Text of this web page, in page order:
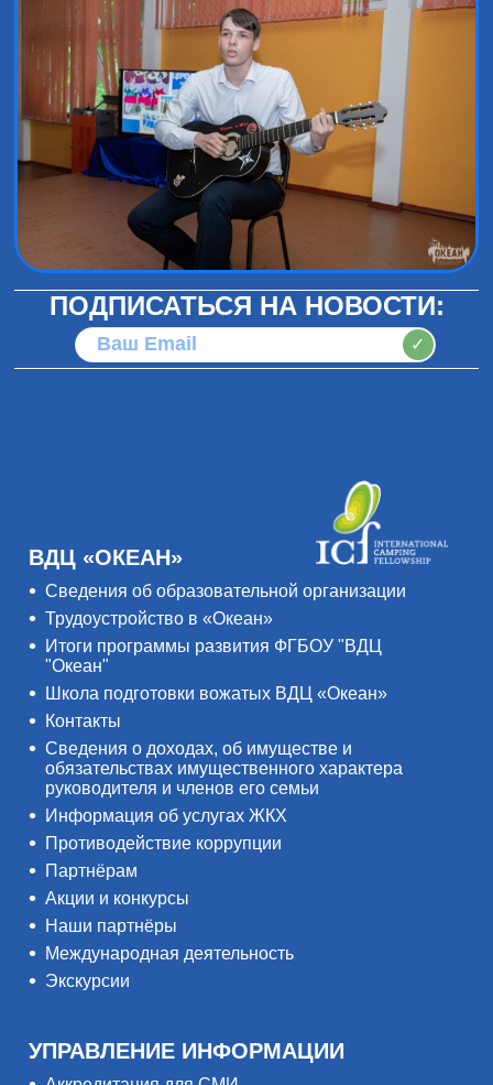
ПОДПИСАТЬСЯ НА НОВОСТИ:
✓
ВДЦ «ОКЕАН»
Сведения об образовательной организации
Трудоустройство в «Океан»
Итоги программы развития ФГБОУ "ВДЦ
"Океан"
Школа подготовки вожатых ВДЦ «Океан»
Контакты
Сведения о доходах, об имуществе и
обязательствах имущественного характера
руководителя и членов его семьи
Информация об услугах ЖКХ
Противодействие коррупции
Партнёрам
Акции и конкурсы
Наши партнёры
Международная деятельность
Экскурсии
УПРАВЛЕНИЕ ИНФОРМАЦИИ